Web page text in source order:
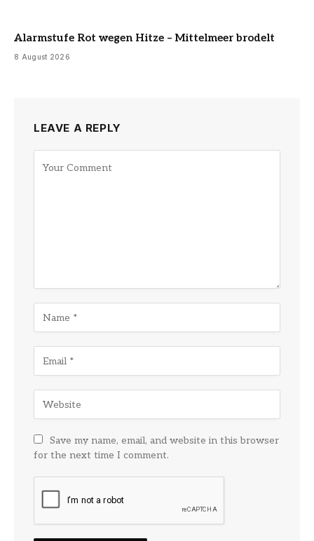
Alarmstufe Rot wegen Hitze – Mittelmeer brodelt
8 August 2026
LEAVE A REPLY
Save my name, email, and website in this browser
for the next time I comment.